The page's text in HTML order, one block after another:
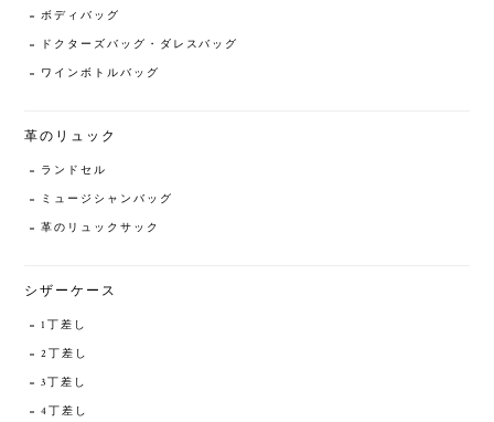
ボディバッグ
ドクターズバッグ・ダレスバッグ
ワインボトルバッグ
革のリュック
ランドセル
ミュージシャンバッグ
革のリュックサック
シザーケース
1丁差し
2丁差し
3丁差し
4丁差し